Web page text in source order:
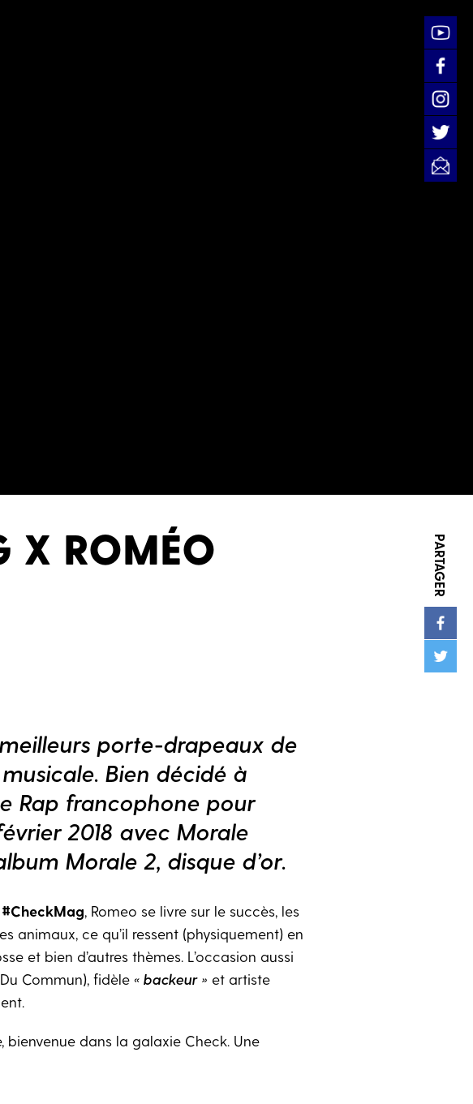
X ROMÉO
meilleurs porte-drapeaux de
Bien décidé à
Rap francophone pour
2018 avec Morale
Morale 2, disque d’or.
#CheckMag , Romeo se livre sur le succès, les
animaux, ce qu’il ressent (physiquement) en
et bien d’autres thèmes. L’occasion aussi
Commun), fidèle « backeur » et artiste
dans la galaxie Check. Une
PARTAGER